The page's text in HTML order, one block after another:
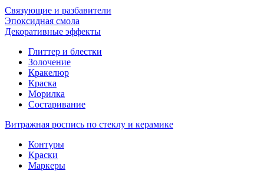
Связующие и разбавители
Эпоксидная смола
Декоративные эффекты
Глиттер и блестки
Золочение
Кракелюр
Краска
Морилка
Состаривание
Витражная роспись по стеклу и керамике
Контуры
Краски
Маркеры